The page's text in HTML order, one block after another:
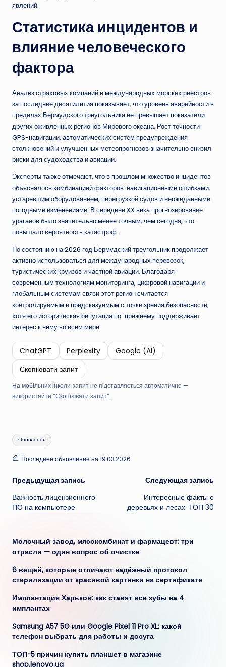
явлений.
Статистика инцидентов и
влияние человеческого
фактора
Анализ страховых компаний и международных морских реестров
за последние десятилетия показывает, что уровень аварийности в
пределах Бермудского треугольника не превышает показатели
других оживленных регионов Мирового океана. Рост точности
GPS-навигации, автоматических систем предупреждения
столкновений и улучшенных метеопрогнозов значительно снизил
риски для судоходства и авиации.
Эксперты также отмечают, что в прошлом множество инцидентов
объяснялось комбинацией факторов: навигационными ошибками,
устаревшим оборудованием, перегрузкой судов и неожиданными
погодными изменениями. В середине XX века прогнозирование
ураганов было значительно менее точным, чем сегодня, что
повышало вероятность катастроф.
По состоянию на 2026 год Бермудский треугольник продолжает
активно использоваться для международных перевозок,
туристических круизов и частной авиации. Благодаря
современным технологиям мониторинга, цифровой навигации и
глобальным системам связи этот регион считается
контролируемым и предсказуемым с точки зрения безопасности,
хотя его историческая репутация по-прежнему поддерживает
интерес к нему во всем мире.
ChatGPT Perplexity
Google (AI)
Скопіювати запит
На мобільних інколи запит не підставляється автоматично —
використайте “Скопіювати запит”.
Метки:
Оновлення
Последнее обновление на 19.03.2026
Навигация
записи
Предыдущая запись
Важность лицензионного
ПО на компьютере
Следующая запись
Интересные факты о
деревьях и лесах: ТОП 30
Молочный завод, мясокомбинат и фармацевт: три
отрасли — один вопрос об очистке
6 вещей, которые отличают надёжный протокол
стерилизации от красивой картинки на сертификате
Имплантация Харьков: как ставят все зубы на 4
имплантах
Samsung A57 5G или Google Pixel 11 Pro XL: какой
телефон выбрать для работы и досуга
ТОП-5 причин купить планшет в магазине
shop.lenovo.ua